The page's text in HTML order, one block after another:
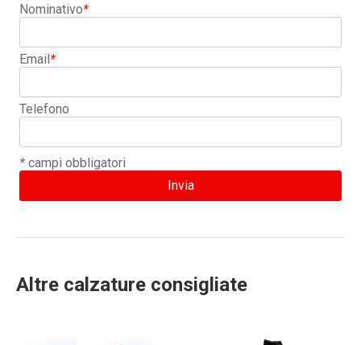
Nominativo*
Email*
Telefono
* campi obbligatori
Altre calzature consigliate